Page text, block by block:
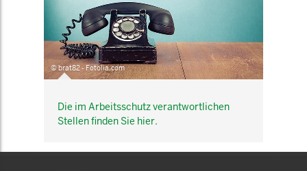
© brat82 - Fotolia.com
Die im Arbeitsschutz verantwortlichen
Stellen finden Sie hier.